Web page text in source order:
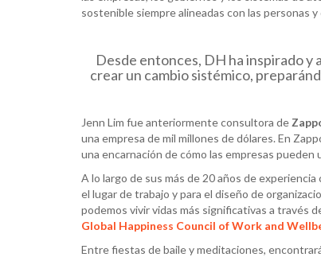
sostenible siempre alineadas con las personas
Desde entonces, DH ha inspirado y
crear un cambio sistémico,
Jenn Lim fue anteriormente consultora de
una empresa de mil millones de dólares. En
una encarnación de cómo las empresas
A lo largo de sus más de 20 años de
el lugar de trabajo y para el diseño de
podemos vivir vidas más significativas a través
Global Happiness Council of Work and
Entre fiestas de baile y meditaciones,